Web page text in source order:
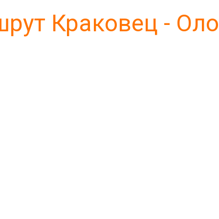
Краковец -